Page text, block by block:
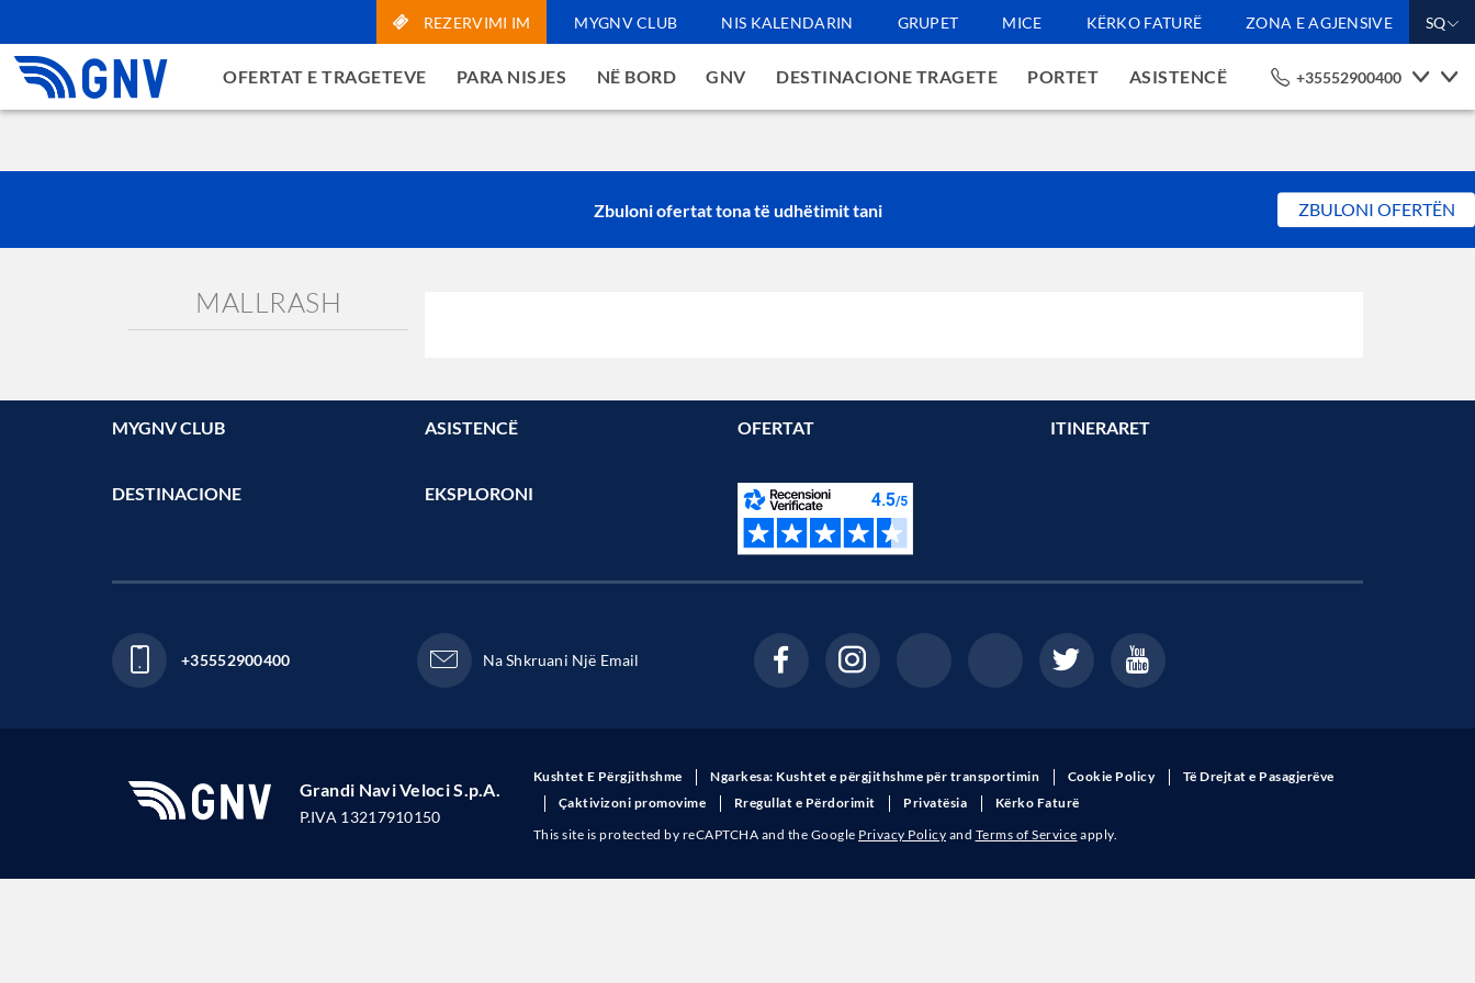
REZERVIMI IM MYGNV CLUB NIS KALENDARIN GRUPET MICE KËRKO FATURË ZONA E AGJENSIVE SQ
OFERTAT E TRAGETEVE PARA NISJES NË BORD GNV DESTINACIONE TRAGETE PORTET ASISTENCË +35552900400
Zbuloni ofertat tona të udhëtimit tani ZBULONI OFERTËN
MALLRASH
MYGNV CLUB ASISTENCË OFERTAT ITINERARET
DESTINACIONE EKSPLORONI
+35552900400 Na Shkruani Një Email
Grandi Navi Veloci S.p.A.
P.IVA 13217910150
Kushtet E Përgjithshme Ngarkesa: Kushtet e përgjithshme për transportimin Cookie Policy
Të Drejtat e Pasagjerëve
Çaktivizoni promovime
Rregullat e Përdorimit Privatësia
Kërko Faturë
This site is protected by reCAPTCHA and the Google Privacy Policy and Terms of Service apply.